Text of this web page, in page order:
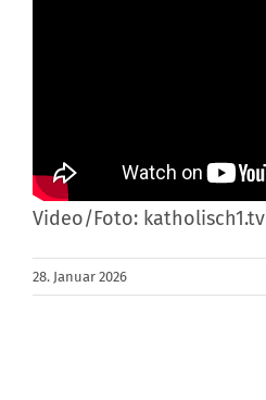
Video/Foto: katholisch1.tv
28. Januar 2026